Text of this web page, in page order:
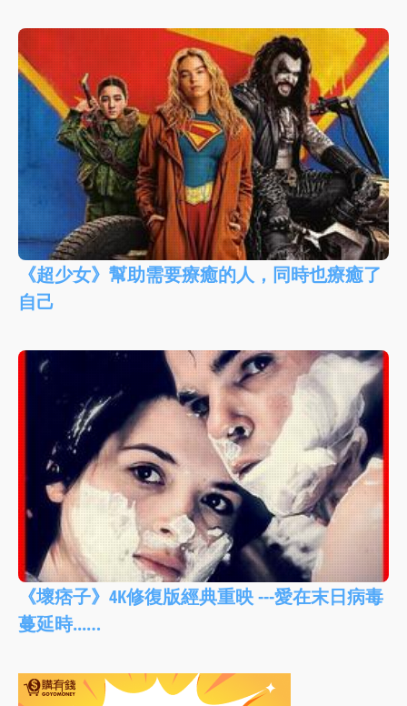
《超少女》幫助需要療癒的人，同時也療癒了
自己
《壞痞子》4K修復版經典重映 ---愛在末日病毒
蔓延時...…